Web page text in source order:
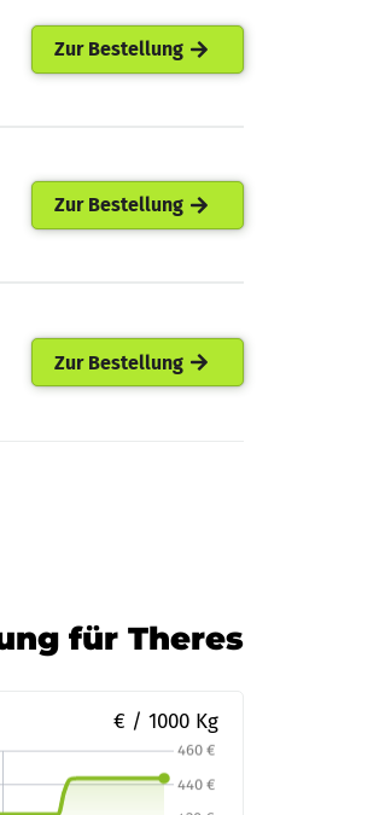
Zur Bestellung
Zur Bestellung
Zur Bestellung
für Theres
€ / 1000 Kg